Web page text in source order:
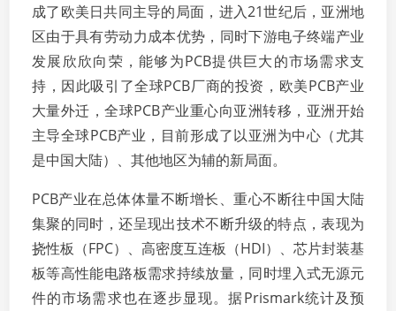
成了欧美日共同主导的局面，进入21世纪后，亚洲地
区由于具有劳动力成本优势，同时下游电子终端产业
发展欣欣向荣，能够为PCB提供巨大的市场需求支
持，因此吸引了全球PCB厂商的投资，欧美PCB产业
大量外迁，全球PCB产业重心向亚洲转移，亚洲开始
主导全球PCB产业，目前形成了以亚洲为中心（尤其
是中国大陆）、其他地区为辅的新局面。
PCB产业在总体体量不断增长、重心不断往中国大陆
集聚的同时，还呈现出技术不断升级的特点，表现为
挠性板（FPC）、高密度互连板（HDI）、芯片封装基
板等高性能电路板需求持续放量，同时埋入式无源元
件的市场需求也在逐步显现。据Prismark统计及预